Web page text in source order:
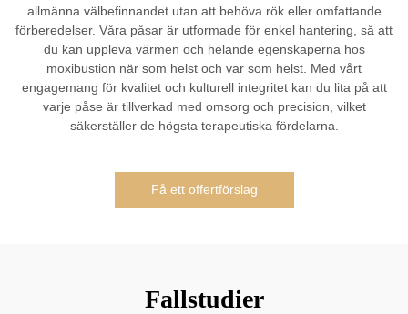
allmänna välbefinnandet utan att behöva rök eller omfattande
förberedelser. Våra påsar är utformade för enkel hantering, så att
du kan uppleva värmen och helande egenskaperna hos
moxibustion när som helst och var som helst. Med vårt
engagemang för kvalitet och kulturell integritet kan du lita på att
varje påse är tillverkad med omsorg och precision, vilket
säkerställer de högsta terapeutiska fördelarna.
Få ett offertförslag
Fallstudier